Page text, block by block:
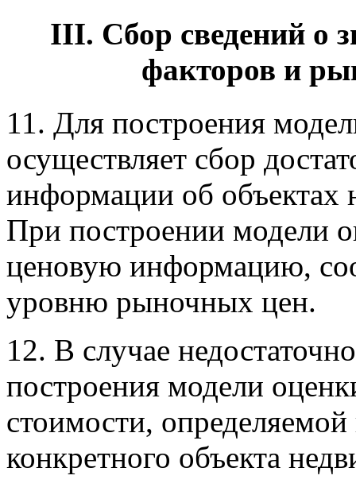
III. Сбор сведений о
факторов и
11. Для построения
осуществляет сбор
информации об объектах
При построении модели
ценовую информацию,
уровню рыночных цен.
12. В случае
построения модели
стоимости,
конкретного объекта